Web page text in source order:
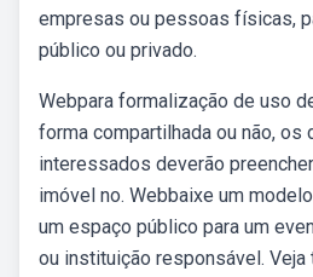
empresas ou pessoas físicas,
público ou privado.
Webpara formalização de uso
forma compartilhada ou não, os
interessados deverão
imóvel no. Webbaixe um
um espaço público para um
ou instituição responsável. Veja